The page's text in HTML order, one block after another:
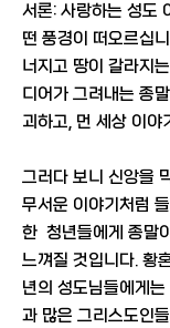
서론: 사랑하는 성도
떤 풍경이 떠오르십
너지고 땅이 갈라지
디어가 그려내는 종
괴하고, 먼 세상 이야
그러다 보니 신앙을
무서운 이야기처럼
한 청년들에게 종말
느껴질 것입니다. 황
년의 성도님들에게
과 많은 그리스도인